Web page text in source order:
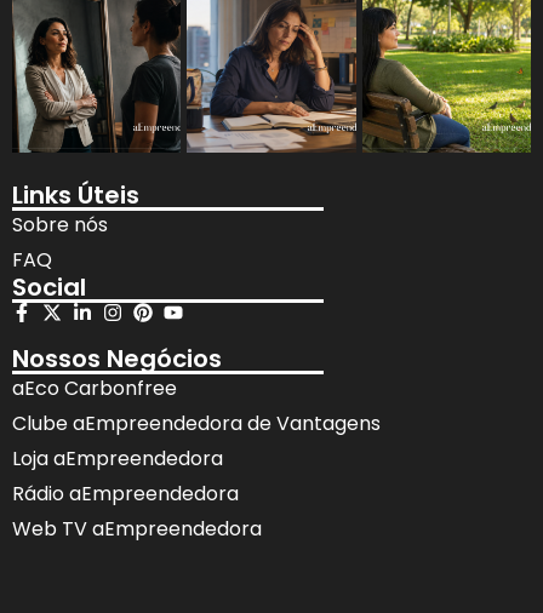
Links Úteis
Sobre nós
FAQ
Social
Nossos Negócios
aEco Carbonfree
Clube aEmpreendedora de Vantagens
Loja aEmpreendedora
Rádio aEmpreendedora
Web TV aEmpreendedora